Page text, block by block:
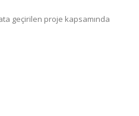
geçirilen proje kapsamında